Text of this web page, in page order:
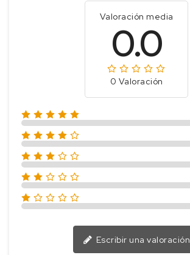
Valoración media
0.0
0 Valoración
Escribir una valoración